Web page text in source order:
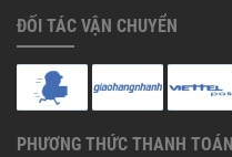
ĐỐI TÁC VẬN CHUYỂN
PHƯƠNG THỨC THANH TOÁN